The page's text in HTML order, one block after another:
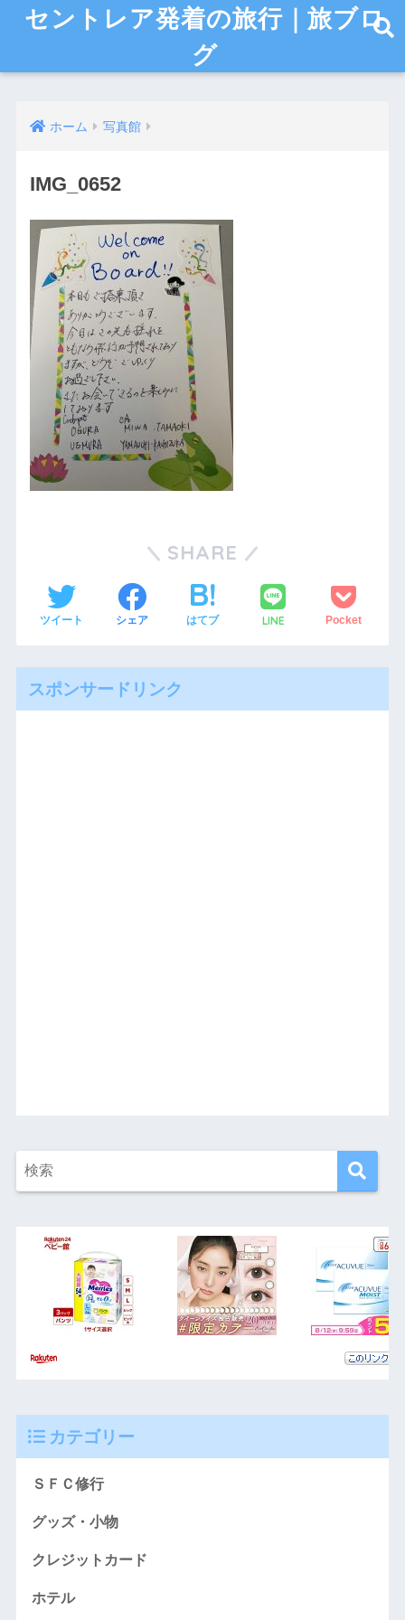
セントレア発着の旅行｜旅ブロ
グ
ホーム 写真館
IMG_0652
SHARE
ツイート シェア はてブ LINE Pocket
スポンサードリンク
カテゴリー
ＳＦＣ修行
グッズ・小物
クレジットカード
ホテル